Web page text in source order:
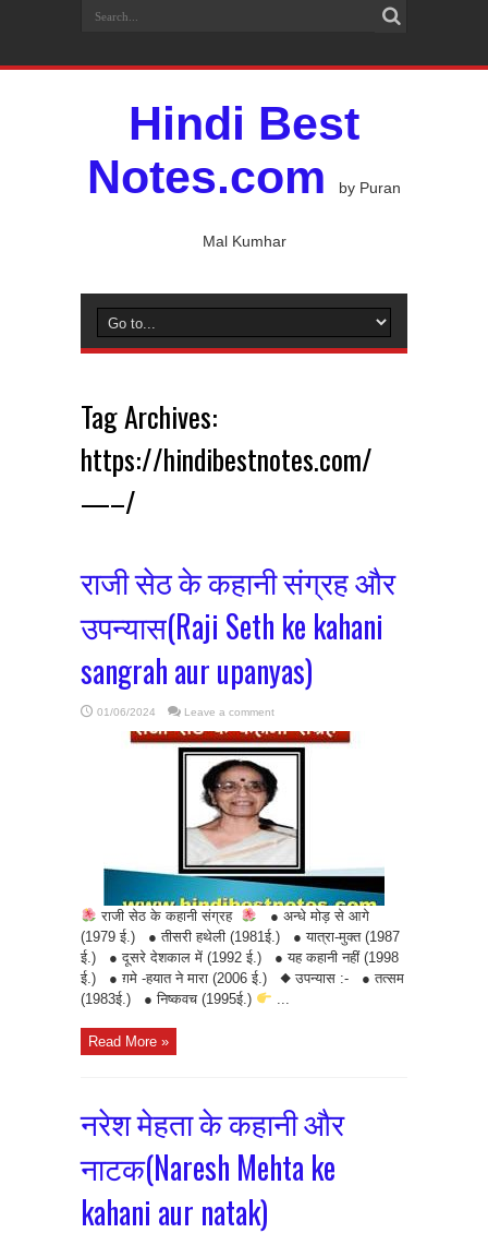
Hindi Best
Notes.com
by Puran
Mal Kumhar
Tag Archives:
https://hindibestnotes.com/
—–/
राजी सेठ के कहानी संग्रह और
उपन्यास(Raji Seth ke kahani
sangrah aur upanyas)
01/06/2024 Leave a comment
राजी सेठ के कहानी संग्रह
● अन्धे मोड़ से आगे
(1979 ई.) ● तीसरी हथेली (1981ई.) ● यात्रा-मुक्त (1987
ई.) ● दूसरे देशकाल में (1992 ई.) ● यह कहानी नहीं (1998
ई.) ● ग़मे -हयात ने मारा (2006 ई.) ◆ उपन्यास :- ● तत्सम
(1983ई.) ● निष्कवच (1995ई.)
...
Read More »
नरेश मेहता के कहानी और
नाटक(Naresh Mehta ke
kahani aur natak)